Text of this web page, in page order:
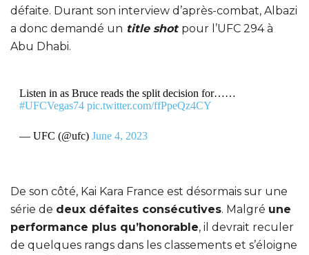
défaite. Durant son interview d’après-combat, Albazi
a donc demandé un title shot pour l’UFC 294 à
Abu Dhabi.
Listen in as Bruce reads the split decision for……
#UFCVegas74 pic.twitter.com/ffPpeQz4CY
— UFC (@ufc) June 4, 2023
De son côté, Kai Kara France est désormais sur une
série de deux défaites consécutives. Malgré une
performance plus qu’honorable, il devrait reculer
de quelques rangs dans les classements et s’éloigne